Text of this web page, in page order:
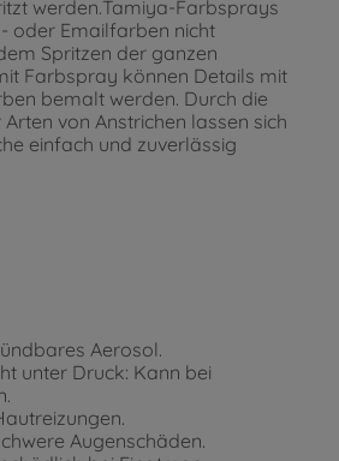
werden.Tamiya-Farbsprays
oder Emailfarben nicht
Spritzen der ganzen
Farbspray können Details mit
bemalt werden. Durch die
von Anstrichen lassen sich
einfach und zuverlässig
Aerosol.
unter Druck: Kann bei
Augenschäden.